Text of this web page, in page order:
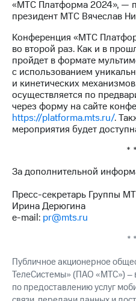
Порядок
выкупа
Дивиденды
Рынок
облигаций
Описание
Еврооблигации-
Уведомление
о
погашении
Другое
Регистратор
Реквизиты
Контакты
«МТС Платформа 2024», —
президент МТС Вячеслав
Конференция «МТС
во второй раз. Как и в
пройдет в формате
с использованием
и кинетических
осуществляется по
через форму на сайте
https://platforma.mts.ru/.
мероприятия будет
*
За дополнительной
Пресс-секретарь Группы
Ирина Дерюгина
e-mail: pr@mts.ru
*
Публичное акционерное
ТелеСистемы» (ПАО «МТС») –
по предоставлению услуг